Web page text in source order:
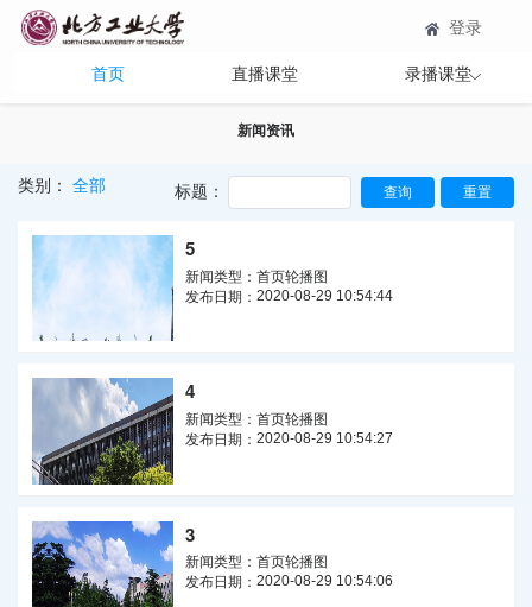
首页 直播课堂 录播课堂
登录
新闻资讯
类别： 全部 标题：
5
新闻类型：首页轮播图
发布日期：2020-08-29 10:54:44
4
新闻类型：首页轮播图
发布日期：2020-08-29 10:54:27
3
新闻类型：首页轮播图
发布日期：2020-08-29 10:54:06